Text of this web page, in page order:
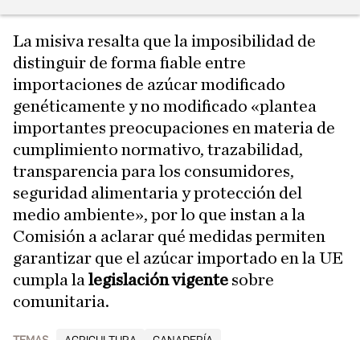
La misiva resalta que la imposibilidad de
distinguir de forma fiable entre
importaciones de azúcar modificado
genéticamente y no modificado «plantea
importantes preocupaciones en materia de
cumplimiento normativo, trazabilidad,
transparencia para los consumidores,
seguridad alimentaria y protección del
medio ambiente», por lo que instan a la
Comisión a aclarar qué medidas permiten
garantizar que el azúcar importado en la UE
cumpla lalegislación vigente sobre
comunitaria.